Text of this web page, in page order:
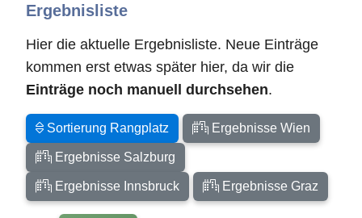
Ergebnisliste
Hier die aktuelle Ergebnisliste. Neue Einträge
kommen erst etwas später hier, da wir die
Einträge noch manuell durchsehen.
Sortierung Rangplatz Ergebnisse Wien
Ergebnisse Salzburg
Ergebnisse Innsbruck Ergebnisse Graz